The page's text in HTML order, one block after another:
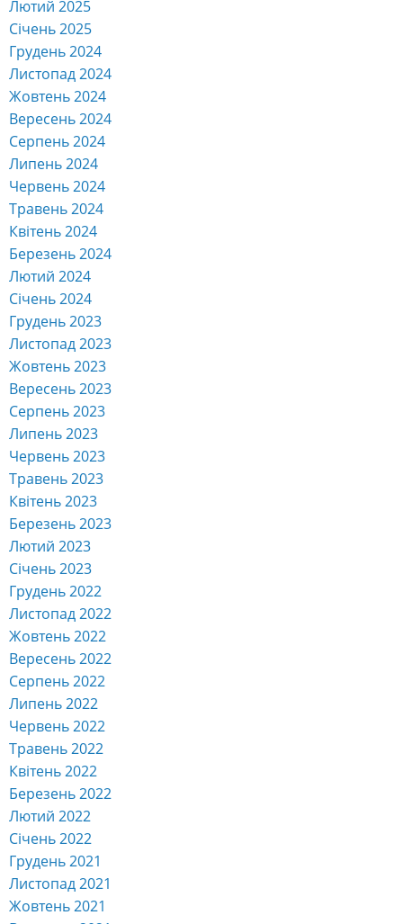
Лютий 2025
Січень 2025
Грудень 2024
Листопад 2024
Жовтень 2024
Вересень 2024
Серпень 2024
Липень 2024
Червень 2024
Травень 2024
Квітень 2024
Березень 2024
Лютий 2024
Січень 2024
Грудень 2023
Листопад 2023
Жовтень 2023
Вересень 2023
Серпень 2023
Липень 2023
Червень 2023
Травень 2023
Квітень 2023
Березень 2023
Лютий 2023
Січень 2023
Грудень 2022
Листопад 2022
Жовтень 2022
Вересень 2022
Серпень 2022
Липень 2022
Червень 2022
Травень 2022
Квітень 2022
Березень 2022
Лютий 2022
Січень 2022
Грудень 2021
Листопад 2021
Жовтень 2021